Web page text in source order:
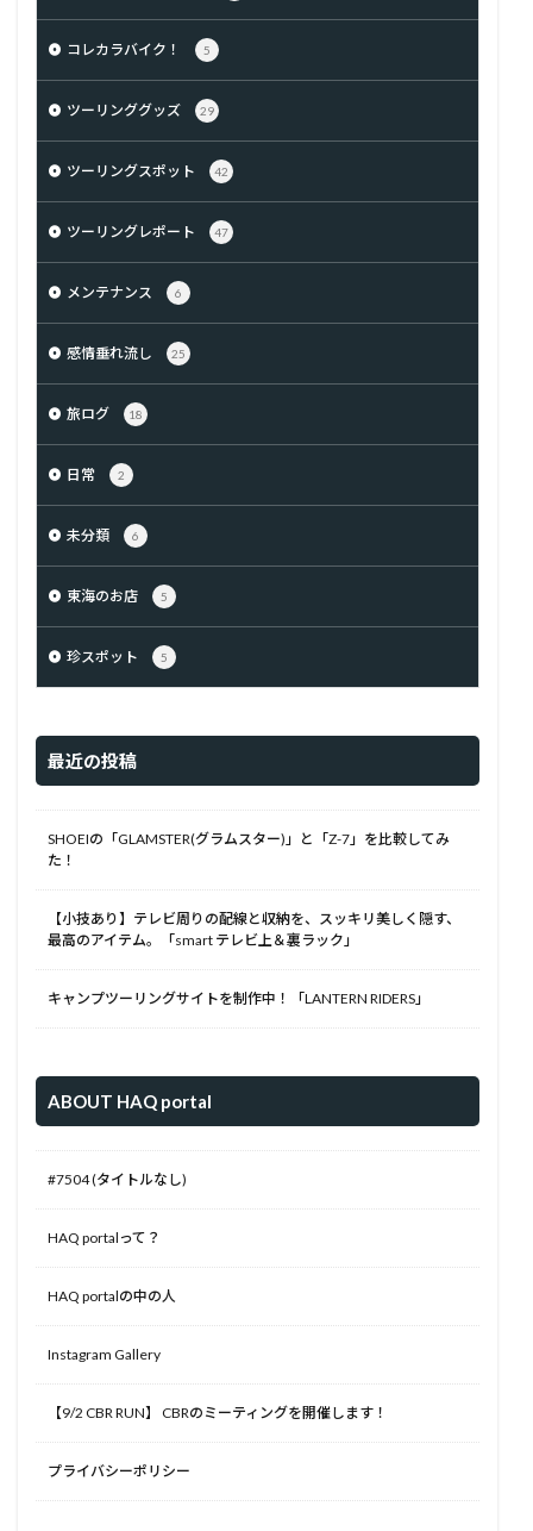
コレカラバイク！ 5
ツーリンググッズ 29
ツーリングスポット 42
ツーリングレポート 47
メンテナンス 6
感情垂れ流し 25
旅ログ 18
日常 2
未分類 6
東海のお店 5
珍スポット 5
最近の投稿
SHOEIの「GLAMSTER(グラムスター)」と「Z-7」を比較してみ
た！
【小技あり】テレビ周りの配線と収納を、スッキリ美しく隠す、
最高のアイテム。「smart テレビ上＆裏ラック」
キャンプツーリングサイトを制作中！「LANTERN RIDERS」
ABOUT HAQ portal
#7504 (タイトルなし)
HAQ portalって？
HAQ portalの中の人
Instagram Gallery
【9/2 CBR RUN】 CBRのミーティングを開催します！
プライバシーポリシー